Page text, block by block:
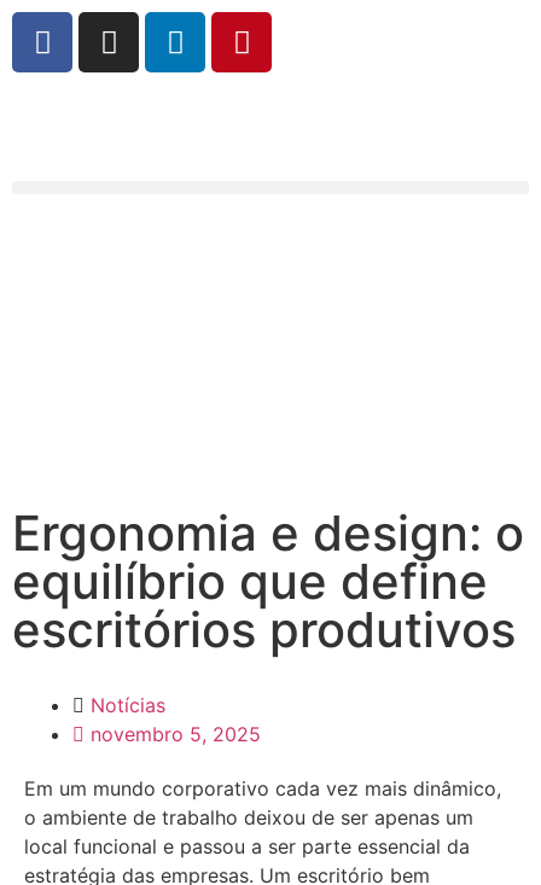
Ergonomia e design: o
equilíbrio que define
escritórios produtivos
Notícias
novembro 5, 2025
Em um mundo corporativo cada vez mais dinâmico,
o ambiente de trabalho deixou de ser apenas um
local funcional e passou a ser parte essencial da
estratégia das empresas. Um escritório bem